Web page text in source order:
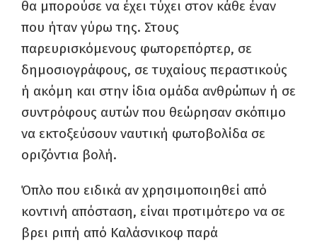
θα μπορούσε να έχει τύχει στον κάθε έναν
που ήταν γύρω της. Στους
παρευρισκόμενους φωτορεπόρτερ, σε
δημοσιογράφους, σε τυχαίους περαστικούς
ή ακόμη και στην ίδια ομάδα ανθρώπων ή σε
συντρόφους αυτών που θεώρησαν σκόπιμο
να εκτοξεύσουν ναυτική φωτοβολίδα σε
οριζόντια βολή.
Όπλο που ειδικά αν χρησιμοποιηθεί από
κοντινή απόσταση, είναι προτιμότερο να σε
βρει ριπή από Καλάσνικοφ παρά